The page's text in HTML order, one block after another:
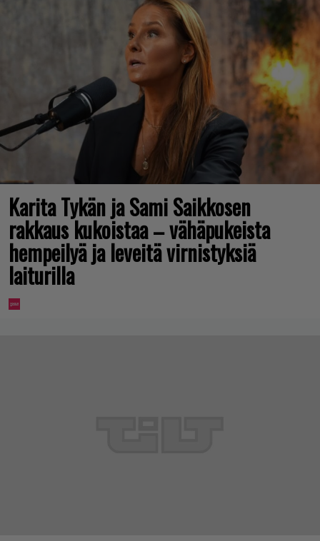
Karita Tykän ja Sami Saikkosen
rakkaus kukoistaa – vähäpukeista
hempeilyä ja leveitä virnistyksiä
laiturilla